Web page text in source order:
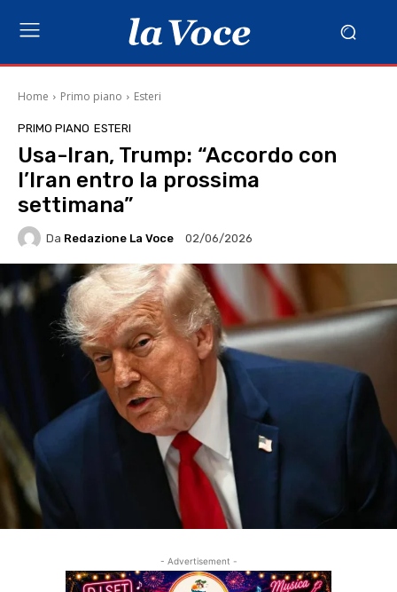
Home Primo piano Esteri
PRIMO PIANO ESTERI
Usa-Iran, Trump: “Accordo con
l’Iran entro la prossima
settimana”
Da Redazione La Voce 02/06/2026
- Advertisement -